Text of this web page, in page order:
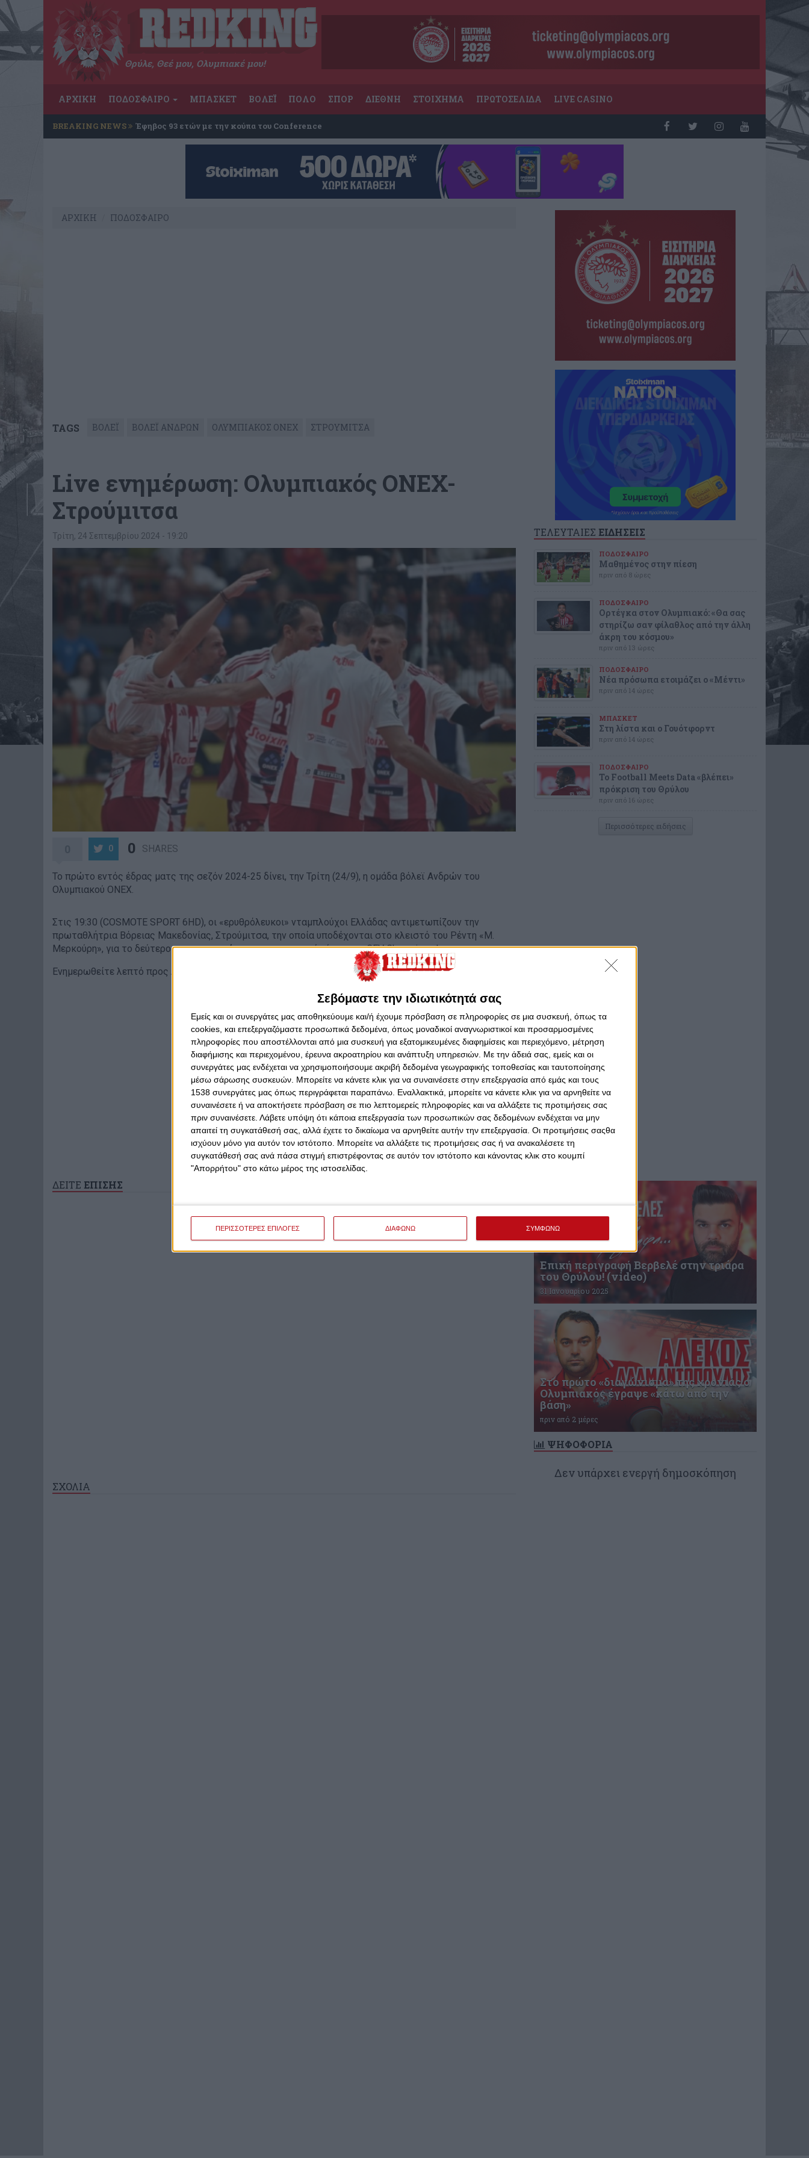
Σεβόμαστε την ιδιωτικότητά σας
Εμείς και οι συνεργάτες μας αποθηκεύουμε και/ή έχουμε πρόσβαση σε πληροφορίες σε μια συσκευή, όπως τα
cookies, και επεξεργαζόμαστε προσωπικά δεδομένα, όπως μοναδικοί αναγνωριστικοί και προσαρμοσμένες
πληροφορίες που αποστέλλονται από μια συσκευή για εξατομικευμένες διαφημίσεις και περιεχόμενο, μέτρηση
διαφήμισης και περιεχομένου, έρευνα ακροατηρίου και ανάπτυξη υπηρεσιών. Με την άδειά σας, εμείς και οι
συνεργάτες μας ενδέχεται να χρησιμοποιήσουμε ακριβή δεδομένα γεωγραφικής τοποθεσίας και ταυτοποίησης
μέσω σάρωσης συσκευών. Μπορείτε να κάνετε κλικ για να συναινέσετε στην επεξεργασία από εμάς και τους
1538 συνεργάτες μας όπως περιγράφεται παραπάνω. Εναλλακτικά, μπορείτε να κάνετε κλικ για να αρνηθείτε να
συναινέσετε ή να αποκτήσετε πρόσβαση σε πιο λεπτομερείς πληροφορίες και να αλλάξετε τις προτιμήσεις σας
πριν συναινέσετε. Λάβετε υπόψη ότι κάποια επεξεργασία των προσωπικών σας δεδομένων ενδέχεται να μην
απαιτεί τη συγκατάθεσή σας, αλλά έχετε το δικαίωμα να αρνηθείτε αυτήν την επεξεργασία. Οι προτιμήσεις σαςθα
ισχύουν μόνο για αυτόν τον ιστότοπο. Μπορείτε να αλλάξετε τις προτιμήσεις σας ή να ανακαλέσετε τη
συγκατάθεσή σας ανά πάσα στιγμή επιστρέφοντας σε αυτόν τον ιστότοπο και κάνοντας κλικ στο κουμπί
"Απορρήτου" στο κάτω μέρος της ιστοσελίδας.
ΠΕΡΙΣΣΟΤΕΡΕΣ ΕΠΙΛΟΓΕΣ ΔΙΑΦΩΝΩ ΣΥΜΦΩΝΩ
Θρύλε, Θεέ μου, Ολυμπιακέ μου!
ΑΡΧΙΚΗ ΠΟΔΟΣΦΑΙΡΟ ΜΠΑΣΚΕΤ ΒΟΛΕΪ ΠΟΛΟ ΣΠΟΡ ΔΙΕΘΝΗ ΣΤΟΙΧΗΜΑ ΠΡΩΤΟΣΕΛΙΔΑ LIVE CASINO
BREAKING NEWS Έφηβος 93 ετών με την κούπα του Conference
ΑΡΧΙΚΗ ΠΟΔΟΣΦΑΙΡΟ
TAGS ΒΟΛΕΪ ΒΟΛΕΪ ΑΝΔΡΩΝ ΟΛΥΜΠΙΑΚΟΣ ΟΝΕΧ ΣΤΡΟΥΜΙΤΣΑ
Live ενημέρωση: Ολυμπιακός ΟΝΕΧ-
Στρούμιτσα
Τρίτη, 24 Σεπτεμβρίου 2024 - 19:20
0 SHARES
0
Το πρώτο εντός έδρας ματς της σεζόν 2024-25 δίνει, την Τρίτη (24/9), η ομάδα βόλεϊ Ανδρών του
Ολυμπιακού ΟΝΕΧ.
Στις 19:30 (COSMOTE SPORT 6HD), οι «ερυθρόλευκοι» νταμπλούχοι Ελλάδας αντιμετωπίζουν την
πρωταθλήτρια Βόρειας Μακεδονίας, Στρούμιτσα, την οποία υποδέχονται στο κλειστό του Ρέντη «Μ.
Μερκούρη», για το δεύτερο ματς του πρώτου προκριματικού γύρου του CEV Champions League.
Ενημερωθείτε λεπτό προς λεπτό για το ματς του Θρύλου πατώντας
ΕΔΩ.
ΔΕΙΤΕ ΕΠΙΣΗΣ
ΣΧΟΛΙΑ
ΤΕΛΕΥΤΑΙΕΣ ΕΙΔΗΣΕΙΣ
ΠΟΔΟΣΦΑΙΡΟ
Μαθημένος στην πίεση
πριν από 8 ώρες
ΠΟΔΟΣΦΑΙΡΟ
Ορτέγκα στον Ολυμπιακό: «Θα σας
στηρίζω σαν φίλαθλος από την άλλη
άκρη του κόσμου»
πριν από 13 ώρες
ΠΟΔΟΣΦΑΙΡΟ
Νέα πρόσωπα ετοιμάζει ο «Μέντι»
πριν από 14 ώρες
ΜΠΑΣΚΕΤ
Στη λίστα και ο Γουότφορντ
πριν από 14 ώρες
ΠΟΔΟΣΦΑΙΡΟ
Το Football Meets Data «βλέπει»
πρόκριση του Θρύλου
πριν από 16 ώρες
Περισσότερες ειδήσεις
Επική περιγραφή Βερβελέ στην τριάρα
του Θρύλου! (video)
31 Ιανουαρίου 2025
Στο πρώτο «διαγώνισμα» της χρονιάς ο
Ολυμπιακός έγραψε «κάτω από την
βάση»
πριν από 2 μέρες
ΨΗΦΟΦΟΡΙΑ
Δεν υπάρχει ενεργή δημοσκόπηση